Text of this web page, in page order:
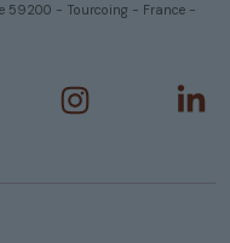
59200 - Tourcoing - France -